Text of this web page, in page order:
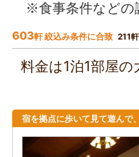
※食事条件などの
603軒 絞込み条件に合致 211
料金は1泊1部屋
宿を拠点に歩いて見て遊んで